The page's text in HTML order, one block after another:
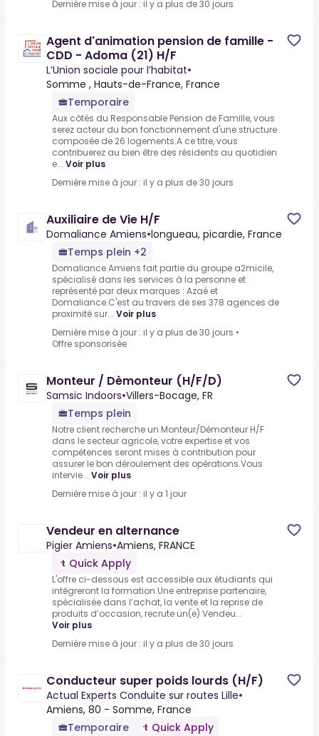
Dernière mise à jour : il y a plus de 30 jours
Agent d'animation pension de famille -
CDD - Adoma (21) H/F
L’Union sociale pour l’habitat•
Somme , Hauts-de-France, France
Temporaire
Aux côtés du Responsable Pension de Famille, vous
serez acteur du bon fonctionnement d'une structure
composée de 26 logements.A ce titre, vous
contribuerez au bien être des résidents au quotidien
e... Voir plus
Dernière mise à jour : il y a plus de 30 jours
Auxiliaire de Vie H/F
Domaliance Amiens•longueau, picardie, France
Temps plein +2
Domaliance Amiens fait partie du groupe a2micile,
spécialisé dans les services à la personne et
représenté par deux marques : Azaé et
Domaliance.C'est au travers de ses 378 agences de
proximité sur... Voir plus
Dernière mise à jour : il y a plus de 30 jours •
Offre sponsorisée
Monteur / Dèmonteur (H/F/D)
Samsic Indoors•Villers-Bocage, FR
Temps plein
Notre client recherche un Monteur/Démonteur H/F
dans le secteur agricole, votre expertise et vos
compétences seront mises à contribution pour
assurer le bon déroulement des opérations.Vous
intervie... Voir plus
Dernière mise à jour : il y a 1 jour
Vendeur en alternance
Pigier Amiens•Amiens, FRANCE
Quick Apply
L'offre ci-dessous est accessible aux étudiants qui
intégreront la formation.Une entreprise partenaire,
spécialisée dans l’achat, la vente et la reprise de
produits d’occasion, recrute un(e) Vendeu...
Voir plus
Dernière mise à jour : il y a plus de 30 jours
Conducteur super poids lourds (H/F)
Actual Experts Conduite sur routes Lille•
Amiens, 80 - Somme, France
Temporaire
Quick Apply